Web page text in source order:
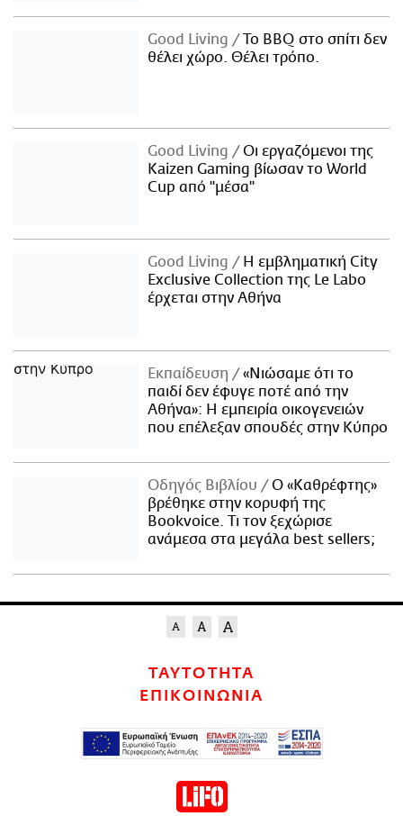
Good Living
Το BBQ στο σπίτι δεν
θέλει χώρο. Θέλει τρόπο.
Good Living
Οι εργαζόμενοι της
Kaizen Gaming βίωσαν το World
Cup από "μέσα"
Good Living
Η εμβληματική City
Exclusive Collection της Le Labo
έρχεται στην Αθήνα
Εκπαίδευση
«Νιώσαμε ότι το
παιδί δεν έφυγε ποτέ από την
Αθήνα»: Η εμπειρία οικογενειών
που επέλεξαν σπουδές στην Κύπρο
Οδηγός Βιβλίου
Ο «Καθρέφτης»
βρέθηκε στην κορυφή της
Bookvoice. Τι τον ξεχώρισε
ανάμεσα στα μεγάλα best sellers;
ΤΑΥΤΟΤΗΤΑ
ΕΠΙΚΟΙΝΩΝΙΑ